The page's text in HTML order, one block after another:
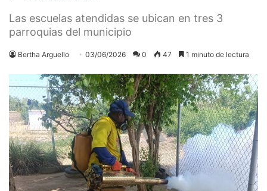
Las escuelas atendidas se ubican en tres 3
parroquias del municipio
Bertha Arguello 03/06/2026 0 47 1 minuto de lectura